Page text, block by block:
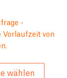
-
Vorlaufzeit von
wählen